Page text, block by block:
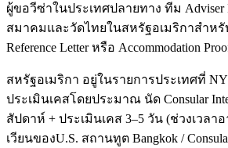
ผู้ขอวีซ่าในประเทศปลายทาง ทีม
สมาคมและวัดไทยในสหรัฐอเมริกาสำห
Reference Letter หรือ Accommodation
สหรัฐอเมริกา อยู่ในรายการประเทศที่
ประเมินเคสโดยประมาณ นัด Consular
สัปดาห์ + ประเมินเคส 3–5 วัน (ช่วงเวลา
เวียนของU.S. สถานทูต Bangkok /